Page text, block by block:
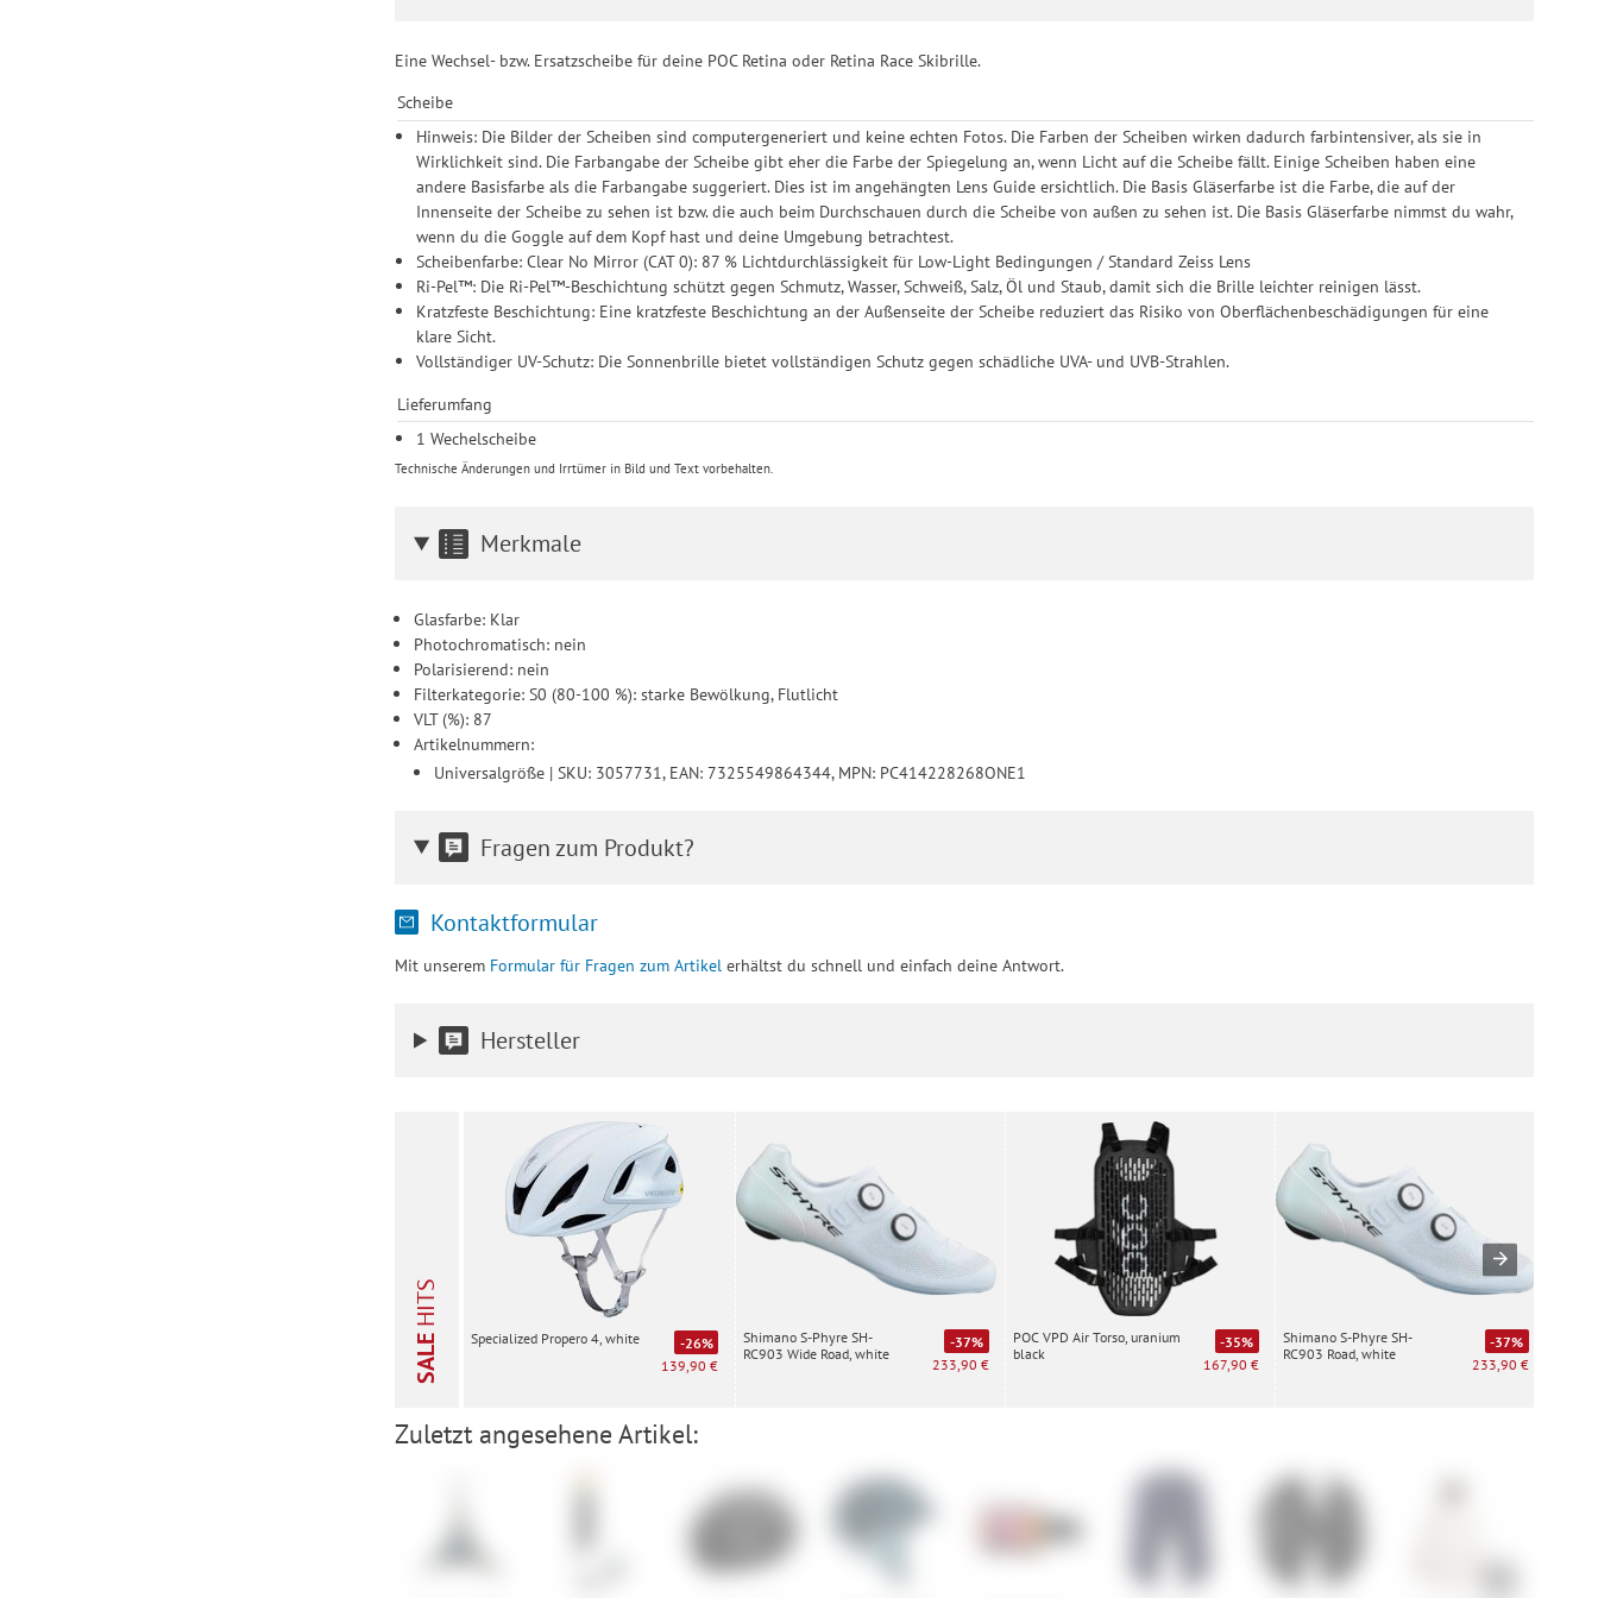
Eine Wechsel- bzw. Ersatzscheibe für deine POC Retina oder Retina Race Skibrille.
Scheibe
Hinweis: Die Bilder der Scheiben sind computergeneriert und keine echten Fotos. Die Farben der Scheiben wirken dadurch farbintensiver, als sie in
Wirklichkeit sind. Die Farbangabe der Scheibe gibt eher die Farbe der Spiegelung an, wenn Licht auf die Scheibe fällt. Einige Scheiben haben eine
andere Basisfarbe als die Farbangabe suggeriert. Dies ist im angehängten Lens Guide ersichtlich. Die Basis Gläserfarbe ist die Farbe, die auf der
Innenseite der Scheibe zu sehen ist bzw. die auch beim Durchschauen durch die Scheibe von außen zu sehen ist. Die Basis Gläserfarbe nimmst du wahr,
wenn du die Goggle auf dem Kopf hast und deine Umgebung betrachtest.
Scheibenfarbe: Clear No Mirror (CAT 0): 87 % Lichtdurchlässigkeit für Low-Light Bedingungen / Standard Zeiss Lens
Ri-Pel™: Die Ri-Pel™-Beschichtung schützt gegen Schmutz, Wasser, Schweiß, Salz, Öl und Staub, damit sich die Brille leichter reinigen lässt.
Kratzfeste Beschichtung: Eine kratzfeste Beschichtung an der Außenseite der Scheibe reduziert das Risiko von Oberflächenbeschädigungen für eine
klare Sicht.
Vollständiger UV-Schutz: Die Sonnenbrille bietet vollständigen Schutz gegen schädliche UVA- und UVB-Strahlen.
Lieferumfang
1 Wechelscheibe
Technische Änderungen und Irrtümer in Bild und Text vorbehalten.
Merkmale
Glasfarbe: Klar
Photochromatisch: nein
Polarisierend: nein
Filterkategorie: S0 (80-100 %): starke Bewölkung, Flutlicht
VLT (%): 87
Artikelnummern:
Universalgröße | SKU: 3057731, EAN: 7325549864344, MPN: PC414228268ONE1
Fragen zum Produkt?
Kontaktformular
Mit unserem Formular für Fragen zum Artikelerhältst du schnell und einfach deine Antwort.
Hersteller
SALE
HITS
Specialized Propero 4, white
-26%
139,90 €
Shimano S-Phyre SH-
RC903 Wide Road, white
-37%
233,90 €
POC VPD Air Torso, uranium
black
-35%
167,90 €
Shimano S-Phyre SH-
RC903 Road, white
-37%
233,90 €
Zuletzt angesehene Artikel: